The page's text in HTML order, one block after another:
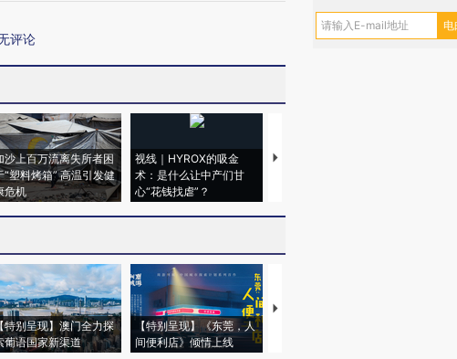
评论
沙上百万流离失所者困
“塑料烤箱” 高温引发健
危机
视线｜HYROX的吸金
术：是什么让中产们甘
心“花钱找虐”？
马航飞行员跨国走私7万
特别呈现】澳门全力探
葡语国家新渠道
【特别呈现】《东莞，人
间便利店》倾情上线
【推广】走进第四届链博